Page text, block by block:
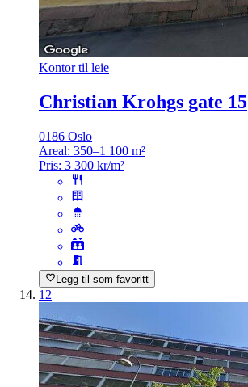
Kontor til leie
Christian Krohgs gate 15
0186 Oslo
Areal: 350–1 100 m²
Pris: 3 300 kr/m²
Legg til som favoritt
12